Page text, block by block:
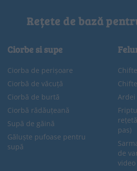
Rețete de bază
Ciorbe si supe
Ciorba de perișoare
Ciorbă de văcuță
Ciorbă de burtă
Ciorbă rădăuțeană
Supă de găină
Găluște pufoase pentru
supă
pas)
de
video